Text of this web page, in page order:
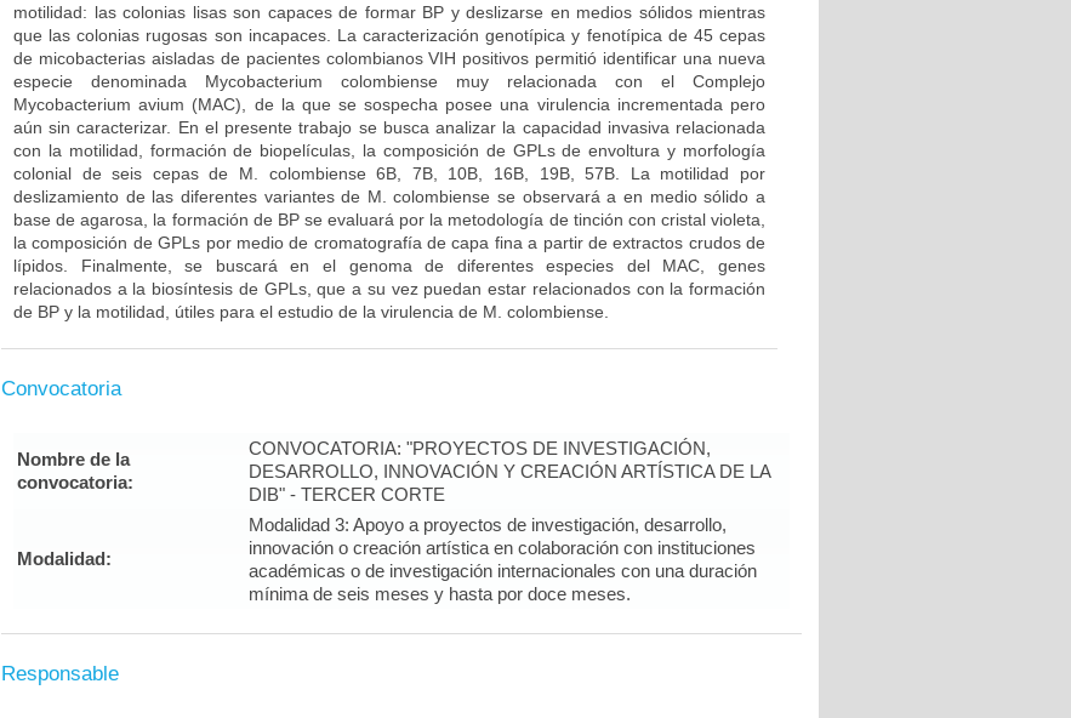
motilidad: las colonias lisas son capaces de formar BP y deslizarse en medios sólidos mientras
que las colonias rugosas son incapaces. La caracterización genotípica y fenotípica de 45 cepas
de micobacterias aisladas de pacientes colombianos VIH positivos permitió identificar una nueva
especie denominada Mycobacterium colombiense muy relacionada con el Complejo
Mycobacterium avium (MAC), de la que se sospecha posee una virulencia incrementada pero
aún sin caracterizar. En el presente trabajo se busca analizar la capacidad invasiva relacionada
con la motilidad, formación de biopelículas, la composición de GPLs de envoltura y morfología
colonial de seis cepas de M. colombiense 6B, 7B, 10B, 16B, 19B, 57B. La motilidad por
deslizamiento de las diferentes variantes de M. colombiense se observará a en medio sólido a
base de agarosa, la formación de BP se evaluará por la metodología de tinción con cristal violeta,
la composición de GPLs por medio de cromatografía de capa fina a partir de extractos crudos de
lípidos. Finalmente, se buscará en el genoma de diferentes especies del MAC, genes
relacionados a la biosíntesis de GPLs, que a su vez puedan estar relacionados con la formación
de BP y la motilidad, útiles para el estudio de la virulencia de M. colombiense.
Convocatoria
Nombre de la
convocatoria:
CONVOCATORIA: "PROYECTOS DE INVESTIGACIÓN,
DESARROLLO, INNOVACIÓN Y CREACIÓN ARTÍSTICA DE LA
DIB" - TERCER CORTE
Modalidad:
Modalidad 3: Apoyo a proyectos de investigación, desarrollo,
innovación o creación artística en colaboración con instituciones
académicas o de investigación internacionales con una duración
mínima de seis meses y hasta por doce meses.
Responsable